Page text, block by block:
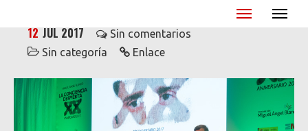
Miguel Ángel Blanco - XX Aniversario
12 JUL 2017
Sin comentarios
Sin categoría
Enlace